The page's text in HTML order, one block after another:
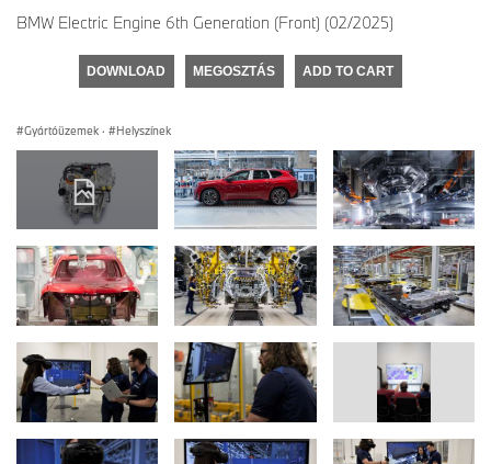
BMW Electric Engine 6th Generation (Front) (02/2025)
DOWNLOAD MEGOSZTÁS ADD TO CART
Gyártóüzemek · Helyszínek